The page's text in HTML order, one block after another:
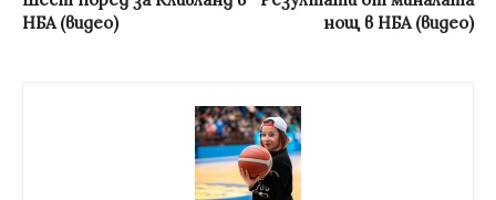
НБА (видео)
нощ в НБА (видео)